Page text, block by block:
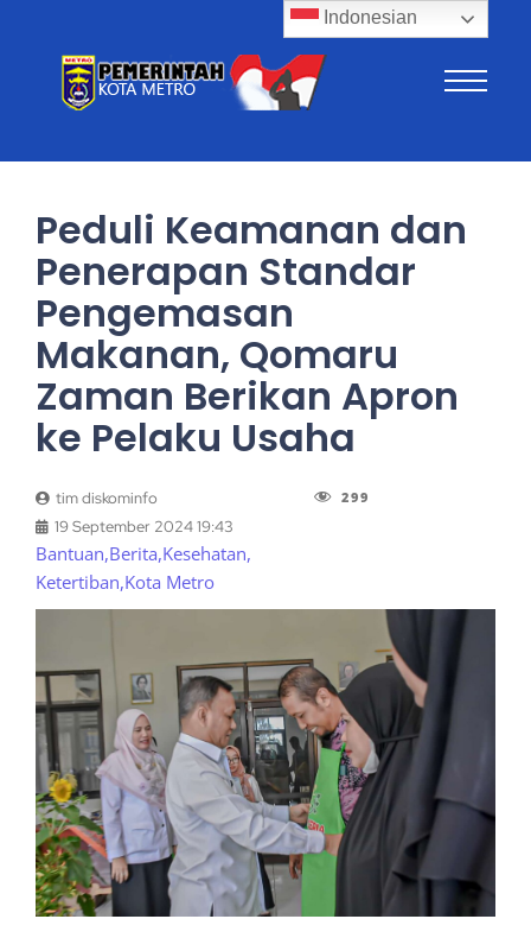
Peduli Keamanan dan
Penerapan Standar
Pengemasan
Makanan, Qomaru
Zaman Berikan Apron
ke Pelaku Usaha
tim diskominfo
19 September 2024 19:43
Bantuan,Berita,Kesehatan,
Ketertiban,Kota Metro
299
Indonesian